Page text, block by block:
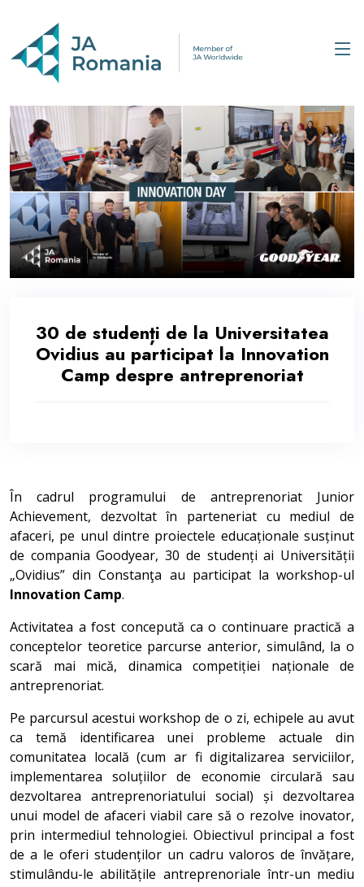
30 de studenți de la Universitatea
Ovidius au participat la Innovation
Camp despre antreprenoriat
În cadrul programului de antreprenoriat Junior
Achievement, dezvoltat în parteneriat cu mediul de
afaceri, pe unul dintre proiectele educaționale susținut
de compania Goodyear, 30 de studenți ai Universității
„Ovidius” din Constanţa au participat la workshop-ul
Innovation Camp.
Activitatea a fost concepută ca o continuare practică a
conceptelor teoretice parcurse anterior, simulând, la o
scară mai mică, dinamica competiției naționale de
antreprenoriat.
Pe parcursul acestui workshop de o zi, echipele au avut
ca temă identificarea unei probleme actuale din
comunitatea locală (cum ar fi digitalizarea serviciilor,
implementarea soluțiilor de economie circulară sau
dezvoltarea antreprenoriatului social) și dezvoltarea
unui model de afaceri viabil care să o rezolve inovator,
prin intermediul tehnologiei. Obiectivul principal a fost
de a le oferi studenților un cadru valoros de învățare,
stimulându-le abilitățile antreprenoriale într-un mediu